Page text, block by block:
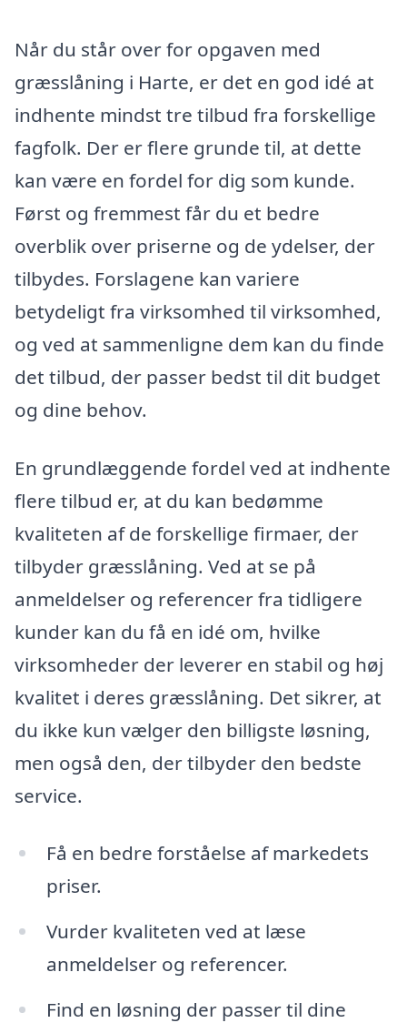
Når du står over for opgaven med
græsslåning i Harte, er det en god idé at
indhente mindst tre tilbud fra forskellige
fagfolk. Der er flere grunde til, at dette
kan være en fordel for dig som kunde.
Først og fremmest får du et bedre
overblik over priserne og de ydelser, der
tilbydes. Forslagene kan variere
betydeligt fra virksomhed til virksomhed,
og ved at sammenligne dem kan du finde
det tilbud, der passer bedst til dit budget
og dine behov.
En grundlæggende fordel ved at indhente
flere tilbud er, at du kan bedømme
kvaliteten af de forskellige firmaer, der
tilbyder græsslåning. Ved at se på
anmeldelser og referencer fra tidligere
kunder kan du få en idé om, hvilke
virksomheder der leverer en stabil og høj
kvalitet i deres græsslåning. Det sikrer, at
du ikke kun vælger den billigste løsning,
men også den, der tilbyder den bedste
service.
Få en bedre forståelse af markedets
priser.
Vurder kvaliteten ved at læse
anmeldelser og referencer.
Find en løsning der passer til dine